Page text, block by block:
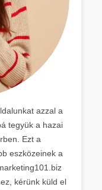
azzal a
tegyük a hazai
Ezt a
eszközeinek a
kérünk küld el